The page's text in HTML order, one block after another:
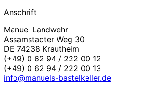
Anschrift
Manuel Landwehr
Assamstadter Weg 30
DE 74238 Krautheim
(+49) 0 62 94 / 222 00 12
(+49) 0 62 94 / 222 00 13
info@manuels-bastelkeller.de